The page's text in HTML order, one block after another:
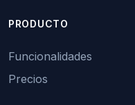
PRODUCTO
Funcionalidades
Precios